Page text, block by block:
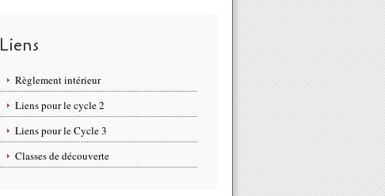
Liens
Règlement intérieur
Liens pour le cycle 2
Liens pour le Cycle 3
Classes de découverte